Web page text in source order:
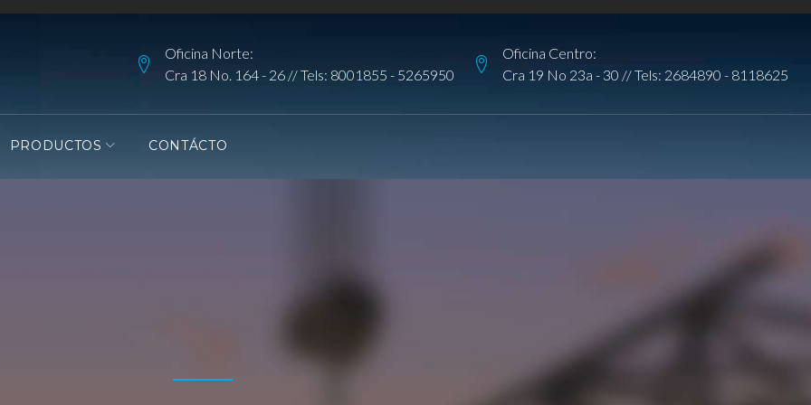
Oficina Norte:
Cra 18 No. 164 - 26 // Tels: 8001855 - 5265950
Oficina Centro:
Cra 19 No 23a - 30 // Tels: 2684890 - 8118625
PRODUCTOS CONTÁCTO